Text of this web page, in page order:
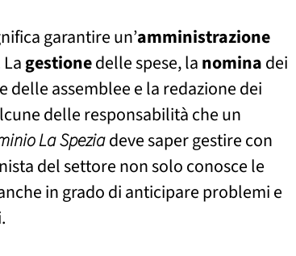
garantire un’amministrazione
gestionedelle spese, lanominadei
delle assemblee e la redazione dei
delle responsabilità che un
La Speziadeve saper gestire con
del settore non solo conosce le
in grado di anticipare problemi e